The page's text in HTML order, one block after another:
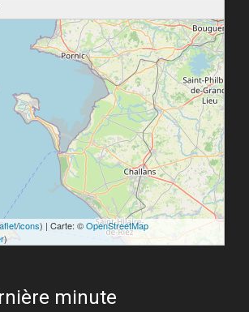
veuillez patienter...
/icons) | Carte: ©OpenStreetMap
)
minute